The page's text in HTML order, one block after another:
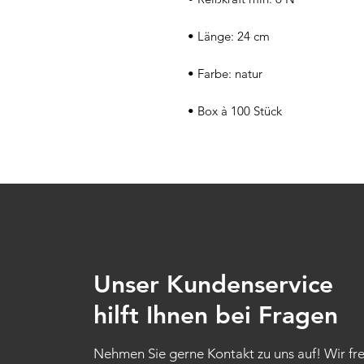
• Länge: 24 cm
• Farbe: natur
• Box à 100 Stück
Unser Kundenservice
hilft Ihnen bei Fragen
Nehmen Sie gerne Kontakt zu uns auf! Wir